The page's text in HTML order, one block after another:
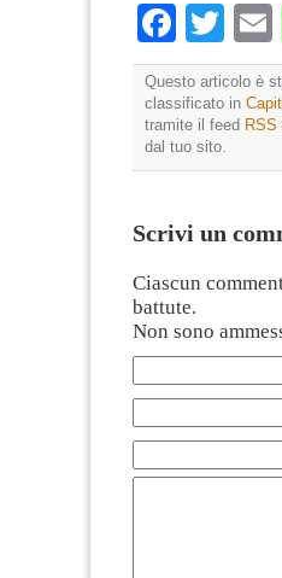
Questo articolo è
classificato in
tramite il feed RSS
dal tuo sito.
Scrivi un
Ciascun
battute.
Non sono